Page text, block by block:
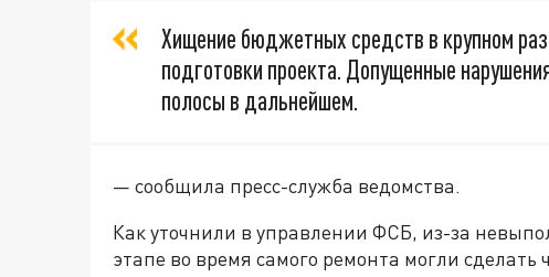
Хищение бюджетных средств в крупном
подготовки проекта. Допущенные
полосы в дальнейшем.
— сообщила пресс-служба ведомства.
Как уточнили в управлении ФСБ, из-за
этапе во время самого ремонта могли сделать